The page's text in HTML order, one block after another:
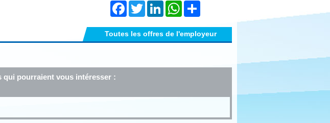
FacebookTwitter LinkedIn WhatsApp
Toutes les offres de l'employeur
qui pourraient vous intéresser :